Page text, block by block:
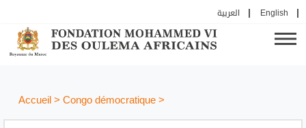
العربية English
Accueil> Congo démocratique>